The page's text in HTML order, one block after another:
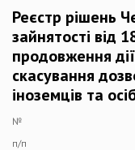
Реєстр рішень
зайнятості від
продовження
скасування
іноземців та
№
п/п